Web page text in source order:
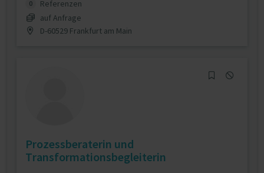
0
Referenzen
auf Anfrage
D-60529 Frankfurt am Main
Prozessberaterin und
Transformationsbegleiterin